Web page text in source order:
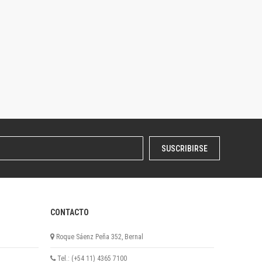
SUSCRIBIRSE
CONTACTO
Roque Sáenz Peña 352, Bernal
Tel.: (+54 11) 4365 7100